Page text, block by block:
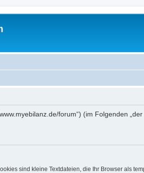
forum“) (im Folgenden
sind kleine Textdateien, die Ihr Browser als